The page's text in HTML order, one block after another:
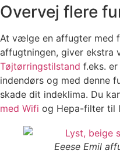
Overvej flere
At vælge en affugter med
affugtningen, giver ekstra
Tøjtørringstilstand f.eks.
indendørs og med denne
skade dit indeklima. Du
med Wifi og Hepa-filter til
Eeese Emil